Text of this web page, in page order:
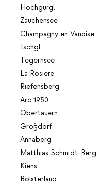
Hochgurgl
Zauchensee
Champagny en Vanoise
Ischgl
Tegernsee
La Rosière
Riefensberg
Arc 1950
Obertauern
Großdorf
Annaberg
Matthias-Schmidt-Berg
Kiens